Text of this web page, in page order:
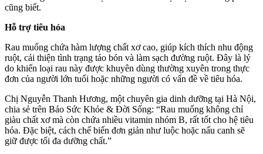
cũng biết.
Hỗ trợ tiêu hóa
Rau muống chứa hàm lượng chất xơ cao, giúp kíc‌h thí‌ch nhu động
ruột, cải thiện tình trạng táo bón và làm sạch đường ruột. Đây là lý
do khiến loại rau này được khuyên dùng thường xuyên trong thực
đơn của người lớn tuổi hoặc những người có vấn đề về tiêu hóa.
Chị Nguyễn Thanh Hương, một chuyên gia dinh dưỡng tại Hà Nội,
chia sẻ trên Báo Sức Khỏe & Đời Sống: “Rau muống không chỉ
giàu chất xơ mà còn chứa nhiều vitamin nhóm B, rất tốt cho hệ tiêu
hóa. Đặc biệt, cách chế biến đơn giản như luộc hoặc nấu canh sẽ
giữ được tối đa dưỡng chất.”